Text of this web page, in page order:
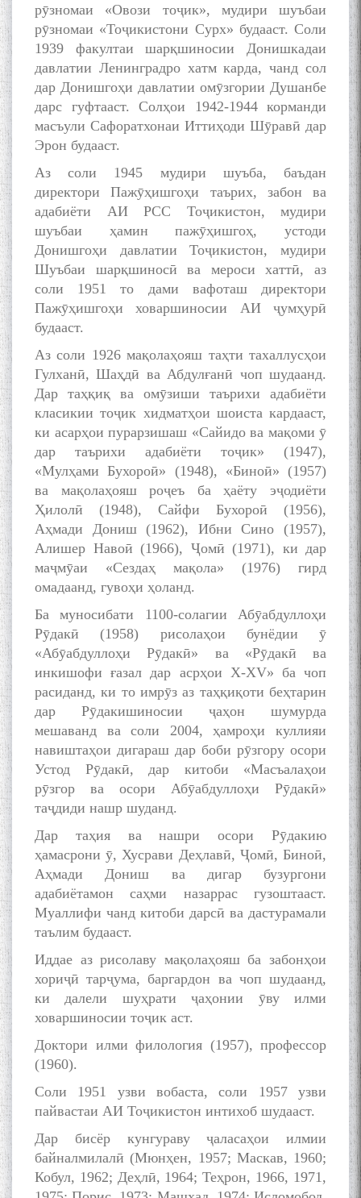
рӯзномаи «Овози тоҷик», мудири шуъбаи
рӯзномаи «Тоҷикистони Сурх» будааст. Соли
1939 факултаи шарқшиносии Донишкадаи
давлатии Ленинградро хатм карда, чанд сол
дар Донишгоҳи давлатии омӯзгории Душанбе
дарс гуфтааст. Солҳои 1942-1944 корманди
масъули Сафоратхонаи Иттиҳоди Шӯравӣ дар
Эрон будааст.
Аз соли 1945 мудири шуъба, баъдан
директори Пажӯҳишгоҳи таърих, забон ва
адабиёти АИ РСС Тоҷикистон, мудири
шуъбаи ҳамин пажӯҳишгоҳ, устоди
Донишгоҳи давлатии Тоҷикистон, мудири
Шуъбаи шарқшиносӣ ва мероси хаттӣ, аз
соли 1951 то дами вафоташ директори
Пажӯҳишгоҳи ховаршиносии АИ ҷумҳурӣ
будааст.
Аз соли 1926 мақолаҳояш таҳти тахаллусҳои
Гулханӣ, Шаҳдӣ ва Абдулғанӣ чоп шудаанд.
Дар таҳқиқ ва омӯзиши таърихи адабиёти
класикии тоҷик хидматҳои шоиста кардааст,
ки асарҳои пурарзишаш «Сайидо ва мақоми ӯ
дар таърихи адабиёти тоҷик» (1947),
«Мулҳами Бухороӣ» (1948), «Биноӣ» (1957)
ва мақолаҳояш роҷеъ ба ҳаёту эҷодиёти
Ҳилолӣ (1948), Сайфи Бухороӣ (1956),
Аҳмади Дониш (1962), Ибни Сино (1957),
Алишер Навоӣ (1966), Ҷомӣ (1971), ки дар
маҷмӯаи «Сездаҳ мақола» (1976) гирд
омадаанд, гувоҳи ҳоланд.
Ба муносибати 1100-солагии Абӯабдуллоҳи
Рӯдакӣ (1958) рисолаҳои бунёдии ӯ
«Абӯабдуллоҳи Рӯдакӣ» ва «Рӯдакӣ ва
инкишофи ғазал дар асрҳои X-XV» ба чоп
расиданд, ки то имрӯз аз таҳқиқоти беҳтарин
дар Рӯдакишиносии ҷаҳон шумурда
мешаванд ва соли 2004, ҳамроҳи куллияи
навиштаҳои дигараш дар боби рӯзгору осори
Устод Рӯдакӣ, дар китоби «Масъалаҳои
рӯзгор ва осори Абӯабдуллоҳи Рӯдакӣ»
таҷдиди нашр шуданд.
Дар таҳия ва нашри осори Рӯдакию
ҳамасрони ӯ, Хусрави Деҳлавӣ, Ҷомӣ, Биноӣ,
Аҳмади Дониш ва дигар бузургони
адабиётамон саҳми назаррас гузоштааст.
Муаллифи чанд китоби дарсӣ ва дастурамали
таълим будааст.
Иддае аз рисолаву мақолаҳояш ба забонҳои
хориҷӣ тарҷума, баргардон ва чоп шудаанд,
ки далели шуҳрати ҷаҳонии ӯву илми
ховаршиносии тоҷик аст.
Доктори илми филология (1957), профессор
(1960).
Соли 1951 узви вобаста, соли 1957 узви
пайвастаи АИ Тоҷикистон интихоб шудааст.
Дар бисёр кунгураву ҷаласаҳои илмии
байналмилалӣ (Мюнҳен, 1957; Маскав, 1960;
Кобул, 1962; Деҳлӣ, 1964; Теҳрон, 1966, 1971,